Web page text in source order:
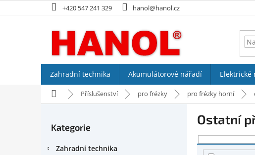
na
+420 547 241 329 hanol@hanol.cz
Zahradní technika Akumulátorové nářadí Elektrické
Domů Příslušenství pro frézky pro frézky horní
Přeskočit
Kategorie
Zahradní technika
Ostatní
V